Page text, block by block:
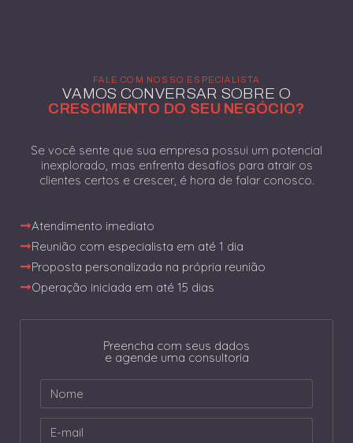
FALE COM NOSSO ESPECIALISTA
VAMOS CONVERSAR SOBRE O
CRESCIMENTO DO SEU NEGÓCIO?
Se você sente que sua empresa possui um potencial
inexplorado, mas enfrenta desafios para atrair os
clientes certos e crescer, é hora de falar conosco.
Atendimento imediato
Reunião com especialista em até 1 dia
Proposta personalizada na própria reunião
Operação iniciada em até 15 dias
Preencha com seus dados
e agende uma consultoria